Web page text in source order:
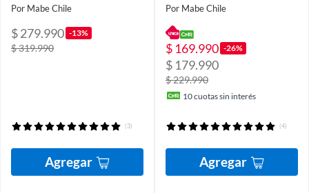
Por Mabe Chile
$ 279.990 -13%
$ 319.990
(3)
Agregar
Por Mabe Chile
$ 169.990 -26%
$ 179.990
$ 229.990
10cuotas sin interés
(4)
Agregar